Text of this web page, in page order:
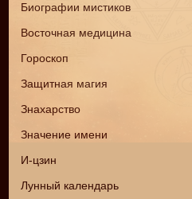
Биографии мистиков
Восточная медицина
Гороскоп
Защитная магия
Знахарство
Значение имени
И-цзин
Лунный календарь